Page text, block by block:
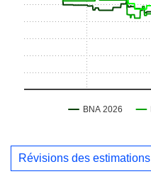
Révisions des estimations